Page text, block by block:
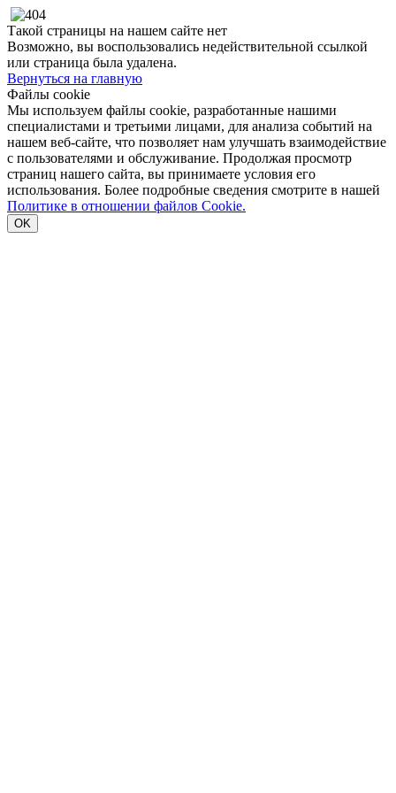
Такой страницы на нашем сайте нет
Возможно, вы воспользовались недействительной ссылкой
или страница была удалена.
Вернуться на главную
Файлы cookie
Мы используем файлы cookie, разработанные нашими
специалистами и третьими лицами, для анализа событий на
нашем веб-сайте, что позволяет нам улучшать взаимодействие
с пользователями и обслуживание. Продолжая просмотр
страниц нашего сайта, вы принимаете условия его
использования. Более подробные сведения смотрите в нашей
Политике в отношении файлов Cookie.
OK